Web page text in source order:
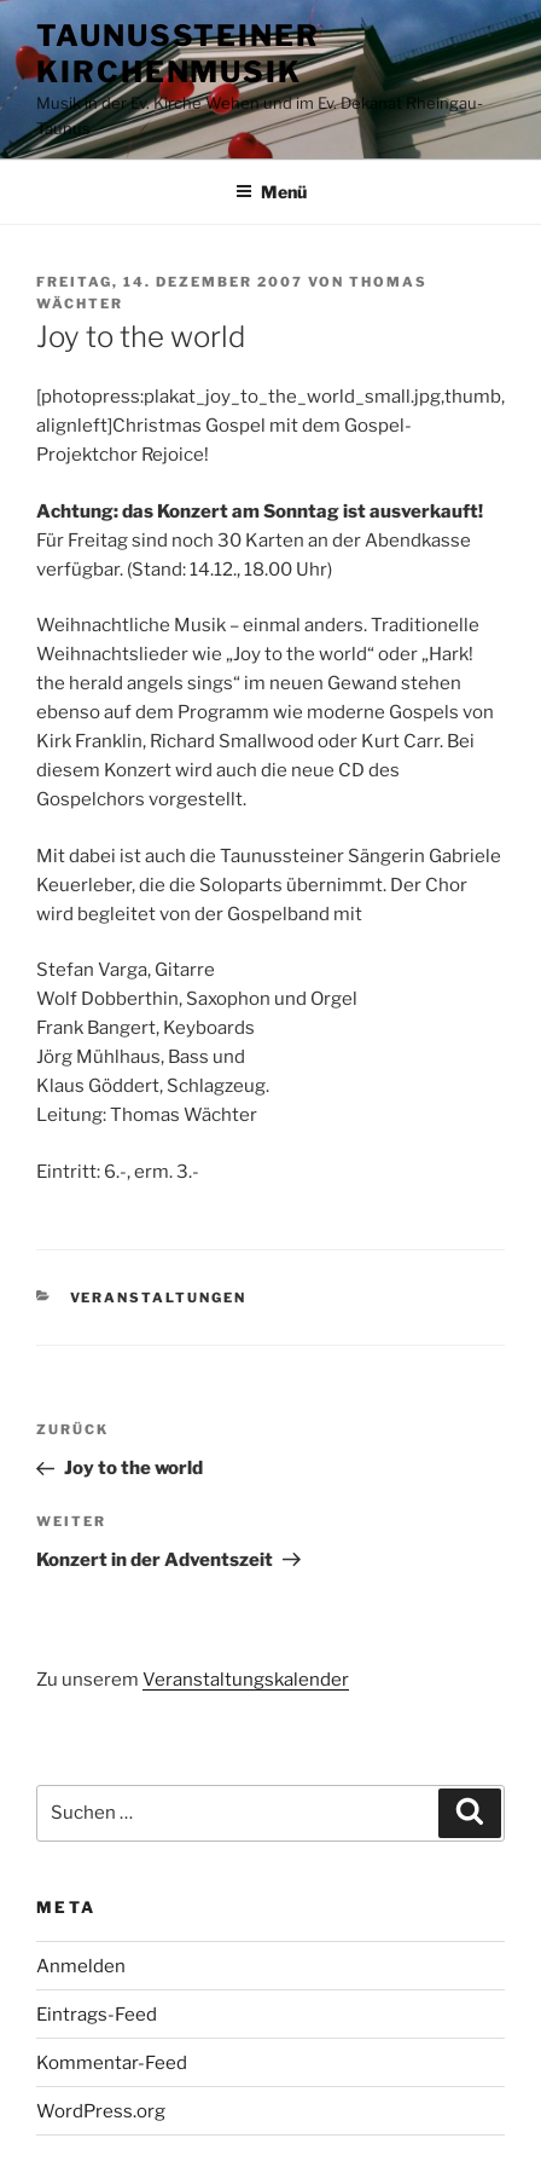
Inhalt
springen
TAUNUSSTEINER
KIRCHENMUSIK
Musik in der Ev. Kirche Wehen und im Ev. Dekanat Rheingau-
Taunus
Menü
VERÖFFENTLICHT
AM
FREITAG, 14. DEZEMBER 2007 VON THOMAS
WÄCHTER
Joy to the world
[photopress:plakat_joy_to_the_world_small.jpg,thumb,
alignleft]Christmas Gospel mit dem Gospel-
Projektchor Rejoice!
Achtung: das Konzert am Sonntag ist ausverkauft!
Für Freitag sind noch 30 Karten an der Abendkasse
verfügbar. (Stand: 14.12., 18.00 Uhr)
Weihnachtliche Musik – einmal anders. Traditionelle
Weihnachtslieder wie „Joy to the world“ oder „Hark!
the herald angels sings“ im neuen Gewand stehen
ebenso auf dem Programm wie moderne Gospels von
Kirk Franklin, Richard Smallwood oder Kurt Carr. Bei
diesem Konzert wird auch die neue CD des
Gospelchors vorgestellt.
Mit dabei ist auch die Taunussteiner Sängerin Gabriele
Keuerleber, die die Soloparts übernimmt. Der Chor
wird begleitet von der Gospelband mit
Stefan Varga, Gitarre
Wolf Dobberthin, Saxophon und Orgel
Frank Bangert, Keyboards
Jörg Mühlhaus, Bass und
Klaus Göddert, Schlagzeug.
Leitung: Thomas Wächter
Eintritt: 6.-, erm. 3.-
KATEGORIEN
VERANSTALTUNGEN
Beitragsnavigation
Vorheriger
Beitrag
ZURÜCK
Joy to the world
Nächster
Beitrag
WEITER
Konzert in der Adventszeit
Zu unserem Veranstaltungskalender
nach:
META
Anmelden
Eintrags-Feed
Kommentar-Feed
WordPress.org